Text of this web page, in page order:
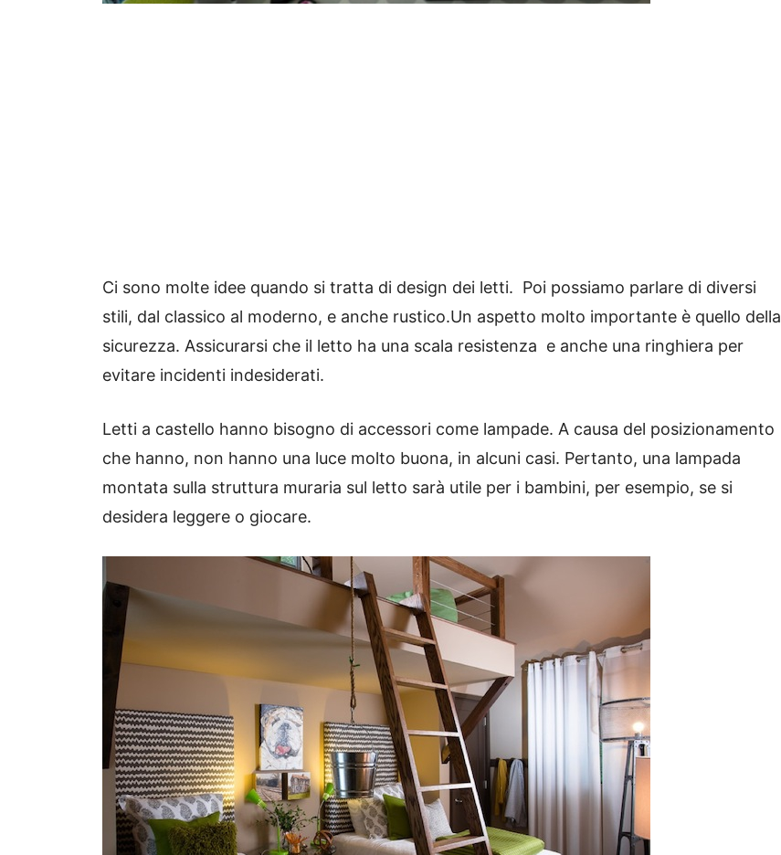
Ci sono molte idee quando si tratta di design dei letti. Poi possiamo parlare di diversi
stili, dal classico al moderno, e anche rustico.Un aspetto molto importante è quello della
sicurezza. Assicurarsi che il letto ha una scala resistenza e anche una ringhiera per
evitare incidenti indesiderati.
Letti a castello hanno bisogno di accessori come lampade. A causa del posizionamento
che hanno, non hanno una luce molto buona, in alcuni casi. Pertanto, una lampada
montata sulla struttura muraria sul letto sarà utile per i bambini, per esempio, se si
desidera leggere o giocare.